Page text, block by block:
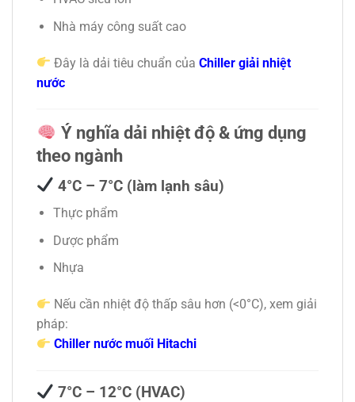
Nhà máy công suất cao
Đây là dải tiêu chuẩn củaChiller giải nhiệt
nước
Ý nghĩa dải nhiệt độ & ứng dụng
theo ngành
4°C – 7°C (làm lạnh sâu)
Thực phẩm
Dược phẩm
Nhựa
Nếu cần nhiệt độ thấp sâu hơn (<0°C), xem giải
pháp:
Chiller nước muối Hitachi
7°C – 12°C (HVAC)